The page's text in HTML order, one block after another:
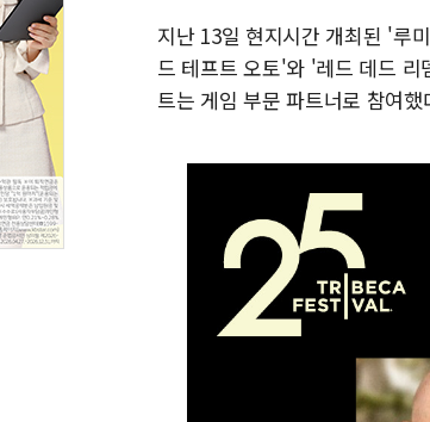
지난 13일 현지시간 개최된 '
드 테프트 오토'와 '레드 데드 리
트는 게임 부문 파트너로 참여했